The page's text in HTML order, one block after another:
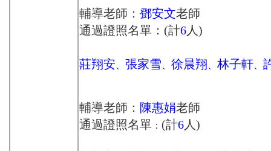
輔導老師： 鄧安文老師
通過證照名單：(計6人)
莊翔安、 張家雪、 徐晨翔、 林子軒、
輔導老師： 陳惠娟老師
通過證照名單 ： (計6人)